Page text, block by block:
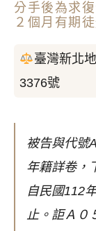
分手後為求
２個月有期徒
臺灣新北
3376號
被告與代號
年籍詳卷，
自民國112
止。詎Ａ０